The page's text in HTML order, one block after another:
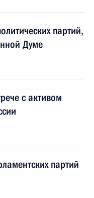
партий,
Думе
с активом
партий